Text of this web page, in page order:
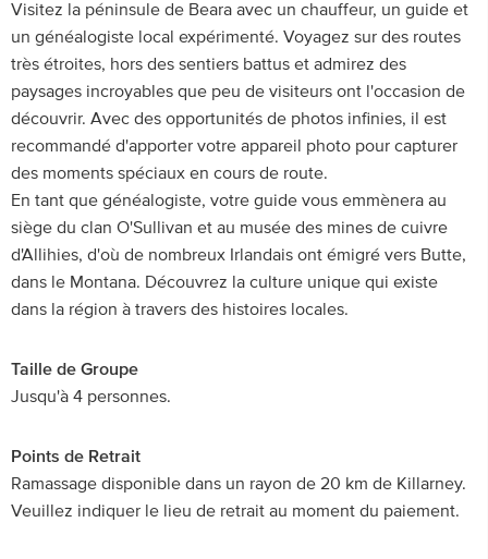
Visitez la péninsule de Beara avec un chauffeur, un guide et
un généalogiste local expérimenté. Voyagez sur des routes
très étroites, hors des sentiers battus et admirez des
paysages incroyables que peu de visiteurs ont l'occasion de
découvrir. Avec des opportunités de photos infinies, il est
recommandé d'apporter votre appareil photo pour capturer
des moments spéciaux en cours de route.
En tant que généalogiste, votre guide vous emmènera au
siège du clan O'Sullivan et au musée des mines de cuivre
d'Allihies, d'où de nombreux Irlandais ont émigré vers Butte,
dans le Montana. Découvrez la culture unique qui existe
dans la région à travers des histoires locales.
Taille de Groupe
Jusqu'à 4 personnes.
Points de Retrait
Ramassage disponible dans un rayon de 20 km de Killarney.
Veuillez indiquer le lieu de retrait au moment du paiement.